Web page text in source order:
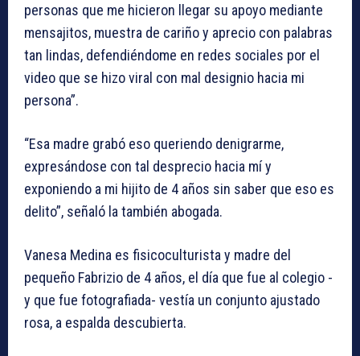
personas que me hicieron llegar su apoyo mediante
mensajitos, muestra de cariño y aprecio con palabras
tan lindas, defendiéndome en redes sociales por el
video que se hizo viral con mal designio hacia mi
persona”.
“Esa madre grabó eso queriendo denigrarme,
expresándose con tal desprecio hacia mí y
exponiendo a mi hijito de 4 años sin saber que eso es
delito”, señaló la también abogada.
Vanesa Medina es fisicoculturista y madre del
pequeño Fabrizio de 4 años, el día que fue al colegio -
y que fue fotografiada- vestía un conjunto ajustado
rosa, a espalda descubierta.